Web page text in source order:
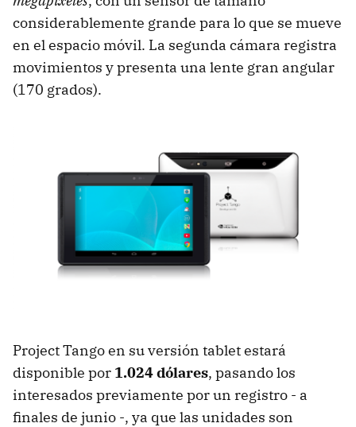
considerablemente grande para lo que se mueve
en el espacio móvil. La segunda cámara registra
movimientos y presenta una lente gran angular
(170 grados).
Project Tango en su versión tablet estará
disponible por 1.024 dólares, pasando los
interesados previamente por un registro - a
finales de junio -, ya que las unidades son